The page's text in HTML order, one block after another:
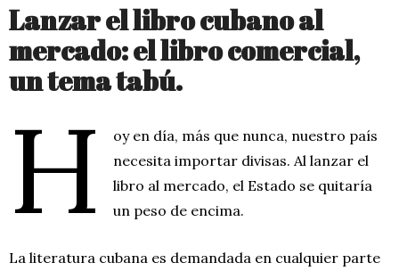
Lanzar el libro cubano al
mercado: el libro comercial,
un tema tabú.
H
oy en día, más que nunca, nuestro país
necesita importar divisas. Al lanzar el
libro al mercado, el Estado se quitaría
un peso de encima.
La literatura cubana es demandada en cualquier parte